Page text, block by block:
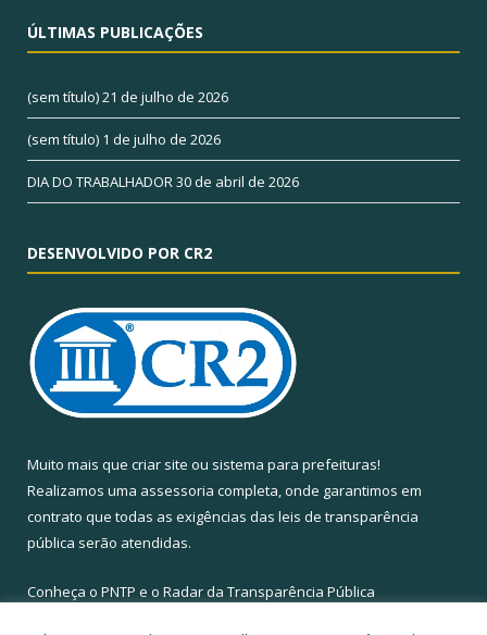
ÚLTIMAS PUBLICAÇÕES
(sem título)21 de julho de 2026
(sem título) 1 de julho de 2026
DIA DO TRABALHADOR30 de abril de 2026
DESENVOLVIDO POR CR2
Muito mais que criar site ou sistema para prefeituras!
Realizamos uma assessoria completa, onde garantimos em
contrato que todas as exigências das leis de transparência
pública serão atendidas.
Conheça o PNTP e o Radar da Transparência Pública